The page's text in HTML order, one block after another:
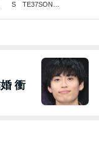
S TE37SONIC
衝